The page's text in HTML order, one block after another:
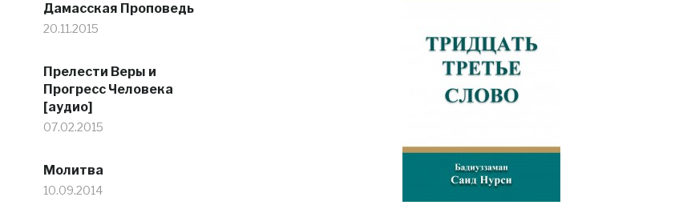
Дамасская Проповедь
20.11.2015
Прелести Веры и
Прогресс Человека
[аудио]
07.02.2015
Молитва
10.09.2014